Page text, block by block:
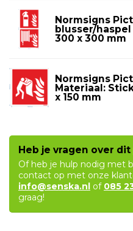
Normsigns
blusser/haspel
300 x 300 mm
Normsigns
Materiaal:
x 150 mm
Heb je vragen over
Of heb je hulp nodig met
contact op met onze
info@senska.nl of 085
graag!